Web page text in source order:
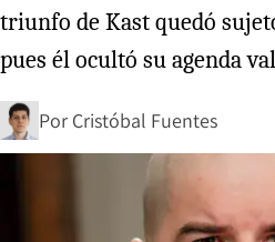
triunfo de Kast quedó
pues él ocultó su agenda
Por Cristóbal Fuentes